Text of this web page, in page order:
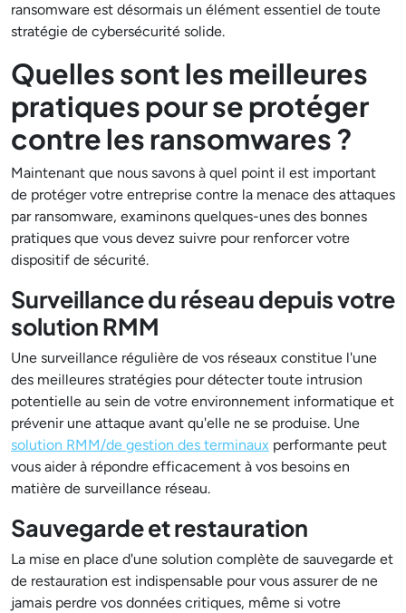
ransomware est désormais un élément essentiel de toute
stratégie de cybersécurité solide.
Quelles sont les meilleures
pratiques pour se protéger
contre les ransomwares ?
Maintenant que nous savons à quel point il est important
de protéger votre entreprise contre la menace des attaques
par ransomware, examinons quelques-unes des bonnes
pratiques que vous devez suivre pour renforcer votre
dispositif de sécurité.
Surveillance du réseau depuis votre
solution RMM
Une surveillance régulière de vos réseaux constitue l'une
des meilleures stratégies pour détecter toute intrusion
potentielle au sein de votre environnement informatique et
prévenir une attaque avant qu'elle ne se produise. Une
solution RMM/de gestion des terminaux performante peut
vous aider à répondre efficacement à vos besoins en
matière de surveillance réseau.
Sauvegarde et restauration
La mise en place d'une solution complète de sauvegarde et
de restauration est indispensable pour vous assurer de ne
jamais perdre vos données critiques, même si votre